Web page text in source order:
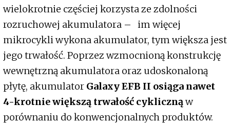
wielokrotnie częściej korzysta ze zdolności
rozruchowej akumulatora – im więcej
mikrocykli wykona akumulator, tym większa jest
jego trwałość. Poprzez wzmocnioną konstrukcję
wewnętrzną akumulatora oraz udoskonaloną
płytę, akumulator Galaxy EFB II osiąga nawet
4-krotnie większą trwałość cyklicznąw
porównaniu do konwencjonalnych produktów.